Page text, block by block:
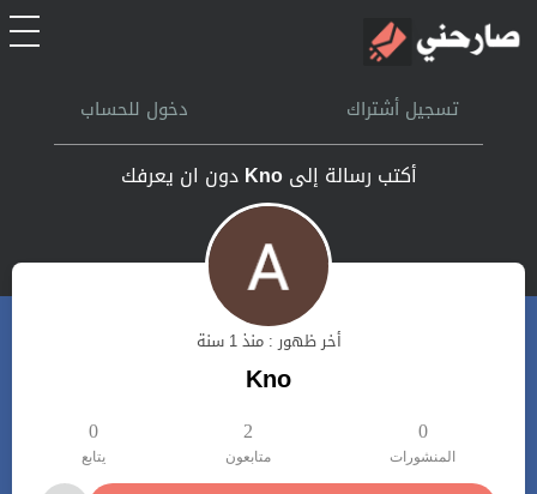
الرئيسيةتسجيل أشتراك دخول للحساب
أكتب رسالة إلىKno دون ان يعرفك
أخر ظهور : منذ 1 سنة
Kno
0
المنشورات
2
متابعون
0
يتابع